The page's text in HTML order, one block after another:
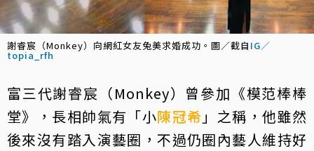
謝睿宸（Monkey）向網紅女友兔美求婚成功。圖／截自 IG／
topia_rfh
富三代謝睿宸（Monkey）曾參加《模范棒棒
堂》，長相帥氣有「小陳冠希 」之稱，他雖然
後來沒有踏入演藝圈，不過仍圈內藝人維持好